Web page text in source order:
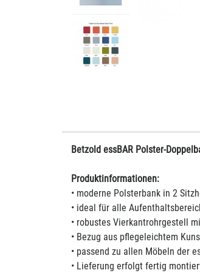
Betzold essBAR Polster-
Produktinformationen:
• moderne Polsterbank in 2
• ideal für alle
• robustes Vierkantrohrgestell
• Bezug aus pflegeleichtem
• passend zu allen Möbeln der
• Lieferung erfolgt fertig